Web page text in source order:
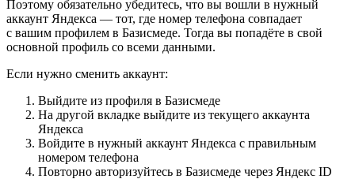
Поэтому обязательно убедитесь, что вы вошли в нужный
аккаунт Яндекса — тот, где номер телефона совпадает
с вашим профилем в Базисмеде. Тогда вы попадёте в свой
основной профиль со всеми данными.
Если нужно сменить аккаунт:
Выйдите из профиля в Базисмеде
На другой вкладке выйдите из текущего аккаунта
Яндекса
Войдите в нужный аккаунт Яндекса с правильным
номером телефона
Повторно авторизуйтесь в Базисмеде через Яндекс ID